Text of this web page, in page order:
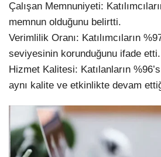
Çalışan Memnuniyeti:
memnun olduğunu belirtti.
Verimlilik Oranı: Katılımcıların
seviyesinin korunduğunu ifade etti.
Hizmet Kalitesi: Katılanların
aynı kalite ve etkinlikte devam